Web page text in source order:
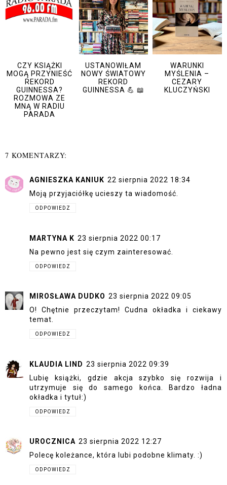
CZY KSIĄŻKI
MOGĄ PRZYNIEŚĆ
REKORD
GUINNESSA?
ROZMOWA ZE
MNĄ W RADIU
PARADA
USTANOWIŁAM
NOWY ŚWIATOWY
REKORD
GUINNESSA 💪 📖
WARUNKI
MYŚLENIA –
CEZARY
KLUCZYŃSKI
7 KOMENTARZY:
AGNIESZKA KANIUK 22 sierpnia 2022 18:34
Moją przyjaciółkę ucieszy ta wiadomość.
ODPOWIEDZ
MARTYNA K 23 sierpnia 2022 00:17
Na pewno jest się czym zainteresować.
ODPOWIEDZ
MIROSŁAWA DUDKO 23 sierpnia 2022 09:05
O! Chętnie przeczytam! Cudna okładka i ciekawy
temat.
ODPOWIEDZ
KLAUDIA LIND 23 sierpnia 2022 09:39
Lubię książki, gdzie akcja szybko się rozwija i
utrzymuje się do samego końca. Bardzo ładna
okładka i tytuł:)
ODPOWIEDZ
UROCZNICA 23 sierpnia 2022 12:27
Polecę koleżance, która lubi podobne klimaty. :)
ODPOWIEDZ